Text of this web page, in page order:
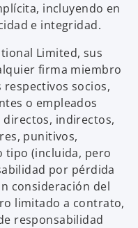
incluyendo en
e integridad.
Limited, sus
firma miembro
respectivos socios,
o empleados
directos, indirectos,
punitivos,
tipo (incluida, pero
por pérdida
consideración del
limitado a contrato,
responsabilidad